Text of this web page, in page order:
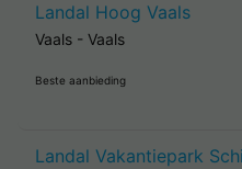
Landal Hoog Vaals
Vaals - Vaals
Beste aanbieding
Landal Vakantiepark